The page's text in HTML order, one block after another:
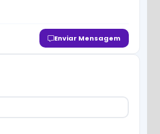
Enviar Mensagem